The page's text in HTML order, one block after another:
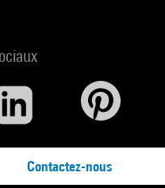
Contactez-nous